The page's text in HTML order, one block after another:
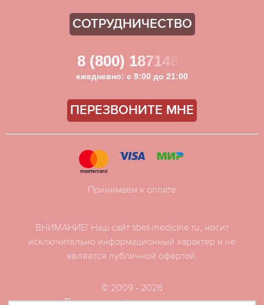
СОТРУДНИЧЕСТВО
8 (800) 1871481
ежедневно: с 9:00 до 21:00
ПЕРЕЗВОНИТЕ МНЕ
ВНИМАНИЕ! Наш сайт tibet-medicine.ru, носит
исключительно информационный характер и не
является публичной офертой.
© 2009 - 2026
Политика конфиденциальности
Принимаем к оплате